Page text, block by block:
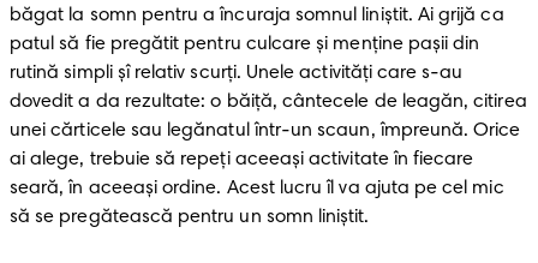
băgat la somn pentru a încuraja somnul liniştit. Ai grijă ca
patul să fie pregătit pentru culcare şi menţine paşii din
rutină simpli şî relativ scurţi. Unele activităţi care s-au
dovedit a da rezultate: o băiţă, cântecele de leagăn, citirea
unei cărticele sau legănatul într-un scaun, împreună. Orice
ai alege, trebuie să repeţi aceeaşi activitate în fiecare
seară, în aceeaşi ordine. Acest lucru îl va ajuta pe cel mic
să se pregătească pentru un somn liniştit.